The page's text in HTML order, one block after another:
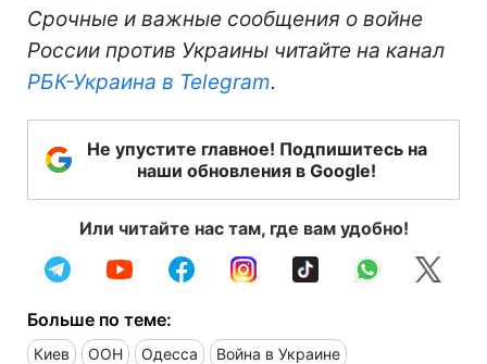
Срочные и важные сообщения о войне
России против Украины читайте на канал
РБК-Украина в Telegram.
Не упустите главное! Подпишитесь на
наши обновления в Google!
Или читайте нас там, где вам удобно!
Больше по теме:
Киев ООН Одесса Война в Украине